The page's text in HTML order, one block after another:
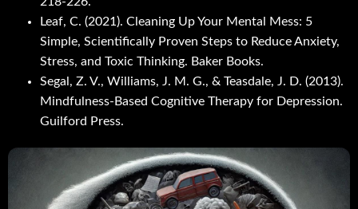
Leaf, C. (2021). Cleaning Up Your Mental Mess: 5
Simple, Scientifically Proven Steps to Reduce Anxiety,
Stress, and Toxic Thinking. Baker Books.
Segal, Z. V., Williams, J. M. G., & Teasdale, J. D. (2013).
Mindfulness-Based Cognitive Therapy for Depression.
Guilford Press.